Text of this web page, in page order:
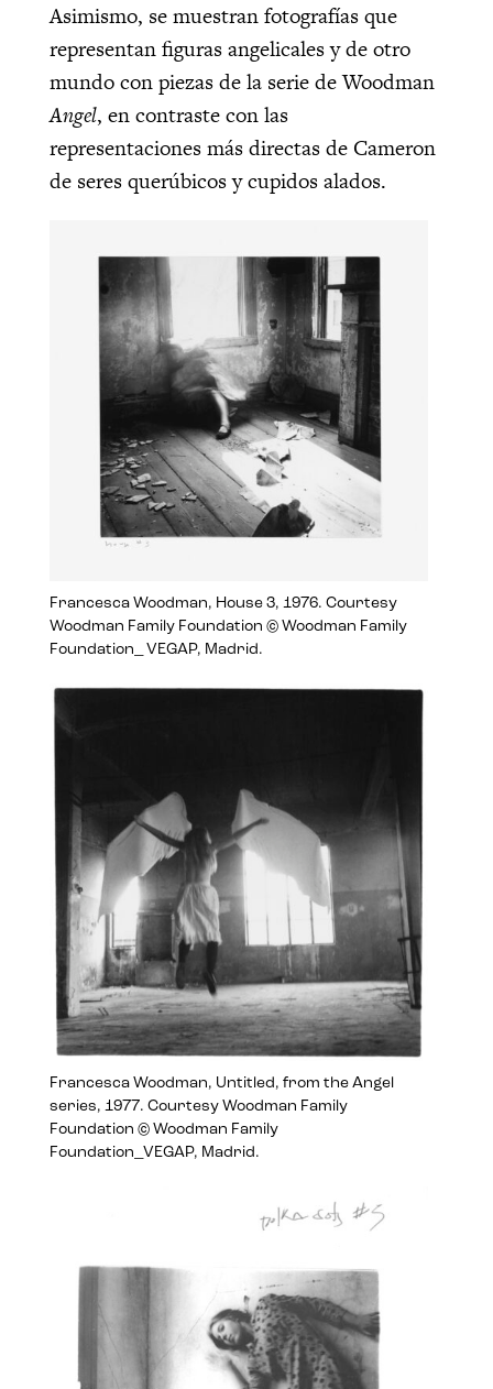
Asimismo, se muestran fotografías que
representan figuras angelicales y de otro
mundo con piezas de la serie de Woodman
Angel, en contraste con las
representaciones más directas de Cameron
de seres querúbicos y cupidos alados.
Francesca Woodman, House 3, 1976. Courtesy
Woodman Family Foundation © Woodman Family
Foundation_ VEGAP, Madrid.
Francesca Woodman, Untitled, from the Angel
series, 1977. Courtesy Woodman Family
Foundation © Woodman Family
Foundation_VEGAP, Madrid.